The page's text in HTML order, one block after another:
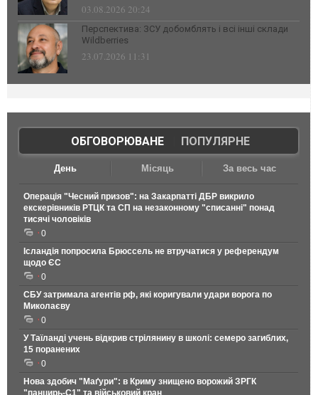
03.08.2026 20:24
Перспектива: ЗСУ добомблять і всі інші склади
Wildberries
23.07.2026 11:31
ОБГОВОРЮВАНЕ| ПОПУЛЯРНЕ
День Місяць За весь час
Операція "Чесний призов": на Закарпатті ДБР викрило
екскерівників РТЦК та СП на незаконному "списанні" понад
тисячі чоловіків
0
Ісландія попросила Брюссель не втручатися у референдум
щодо ЄС
0
СБУ затримала агентів рф, які коригували удари ворога по
Миколаєву
0
У Таїланді учень відкрив стрілянину в школі: семеро загиблих,
15 поранених
0
Нова здобич "Маґури": в Криму знищено ворожий ЗРГК